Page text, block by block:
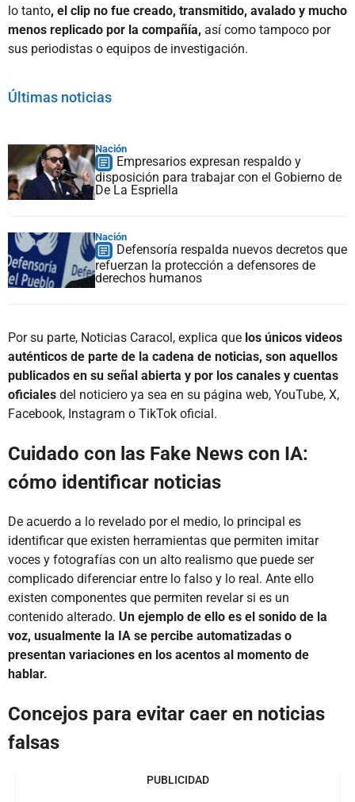
lo tanto, el clip no fue creado, transmitido, avalado y mucho
menos replicado por la compañía, así como tampoco por
sus periodistas o equipos de investigación.
Últimas noticias
Nación
Empresarios expresan respaldo y
disposición para trabajar con el Gobierno de
De La Espriella
Nación
Defensoría respalda nuevos decretos que
refuerzan la protección a defensores de
derechos humanos
Por su parte, Noticias Caracol, explica que los únicos videos
auténticos de parte de la cadena de noticias, son aquellos
publicados en su señal abierta y por los canales y cuentas
oficiales del noticiero ya sea en su página web, YouTube, X,
Facebook, Instagram o TikTok oficial.
Cuidado con las Fake News con IA:
cómo identificar noticias
De acuerdo a lo revelado por el medio, lo principal es
identificar que existen herramientas que permiten imitar
voces y fotografías con un alto realismo que puede ser
complicado diferenciar entre lo falso y lo real. Ante ello
existen componentes que permiten revelar si es un
contenido alterado. Un ejemplo de ello es el sonido de la
voz, usualmente la IA se percibe automatizadas o
presentan variaciones en los acentos al momento de
hablar.
Concejos para evitar caer en noticias
falsas
PUBLICIDAD